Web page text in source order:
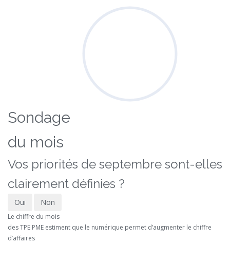
Sondage
du mois
Vos priorités de septembre sont-elles
clairement définies ?
Oui Non
Le chiffre du mois
des TPE PME estiment que le numérique permet d’augmenter le chiffre
d’affaires